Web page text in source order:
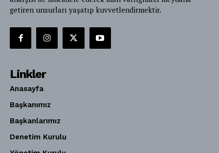
getiren unsurları yaşatıp kuvvetlendirmektir.
Linkler
Anasayfa
Başkanımız
Başkanlarımız
Denetim Kurulu